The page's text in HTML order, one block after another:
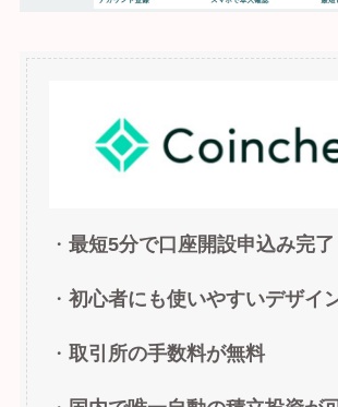
最短5分で口座開設申込み完了
初心者にも使いやすいデザイン
取引所の手数料が無料